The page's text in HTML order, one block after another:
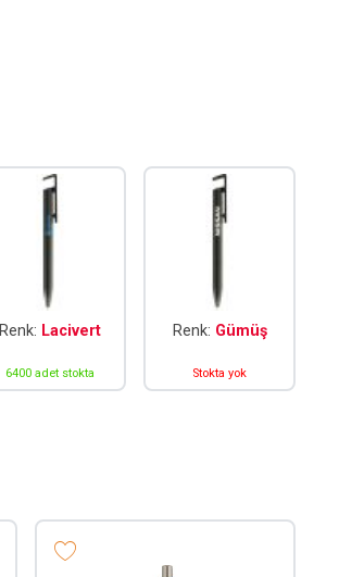
Renk: Lacivert
6400 adet stokta
Renk: Gümüş
Stokta yok